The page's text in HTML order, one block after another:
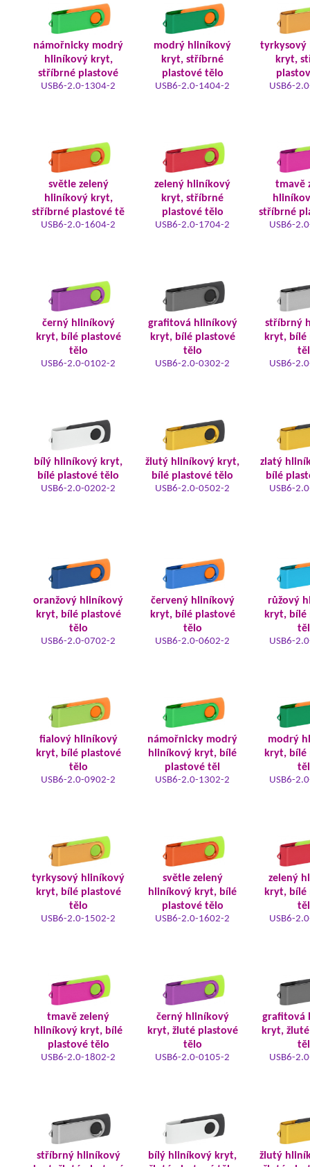
námořnicky modrý
hliníkový kryt,
stříbrné plastové
USB6-2.0-1304-2
modrý hliníkový
kryt, stříbrné
plastové tělo
USB6-2.0-1404-2
tyrkysový
kryt,
USB6-
světle zelený
hliníkový kryt,
stříbrné plastové tě
USB6-2.0-1604-2
zelený hliníkový
kryt, stříbrné
plastové tělo
USB6-2.0-1704-2
tmavě
stříbrné
USB6-
černý hliníkový
kryt, bílé plastové
tělo
USB6-2.0-0102-2
grafitová hliníkový
kryt, bílé plastové
tělo
USB6-2.0-0302-2
stříbrný
kryt, bílé
USB6-
bílý hliníkový kryt,
bílé plastové tělo
USB6-2.0-0202-2
žlutý hliníkový kryt,
bílé plastové tělo
USB6-2.0-0502-2
zlatý
bílé
USB6-
oranžový hliníkový
kryt, bílé plastové
tělo
USB6-2.0-0702-2
červený hliníkový
kryt, bílé plastové
tělo
USB6-2.0-0602-2
růžový
kryt, bílé
USB6-
fialový hliníkový
kryt, bílé plastové
tělo
USB6-2.0-0902-2
námořnicky modrý
hliníkový kryt, bílé
plastové těl
USB6-2.0-1302-2
modrý
kryt, bílé
USB6-
tyrkysový hliníkový
kryt, bílé plastové
tělo
USB6-2.0-1502-2
světle zelený
hliníkový kryt, bílé
plastové tělo
USB6-2.0-1602-2
zelený
kryt, bílé
USB6-
tmavě zelený
hliníkový kryt, bílé
plastové tělo
USB6-2.0-1802-2
černý hliníkový
kryt, žluté plastové
tělo
USB6-2.0-0105-2
grafitová
kryt,
USB6-
stříbrný hliníkový
bílý hliníkový kryt,
žlutý